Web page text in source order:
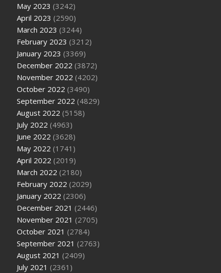
May 2023 (3242)
April 2023 (2590)
March 2023 (3244)
February 2023 (3212)
January 2023 (3369)
December 2022 (3872)
November 2022 (4202)
October 2022 (3490)
September 2022 (4829)
August 2022 (5158)
July 2022 (4963)
June 2022 (3628)
May 2022 (1741)
April 2022 (2019)
March 2022 (2180)
February 2022 (2029)
January 2022 (2306)
December 2021 (2446)
November 2021 (2705)
October 2021 (2784)
September 2021 (2763)
August 2021 (2409)
July 2021 (2361)